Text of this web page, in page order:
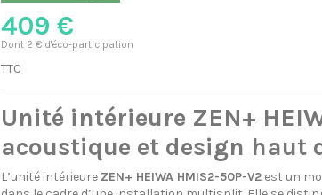
409 €
Dont 2 € d'éco-participation
TTC
Unité intérieure ZEN+
acoustique et design haut
L’unité intérieure ZEN+ HEIWA HMIS2-50P-V2est un